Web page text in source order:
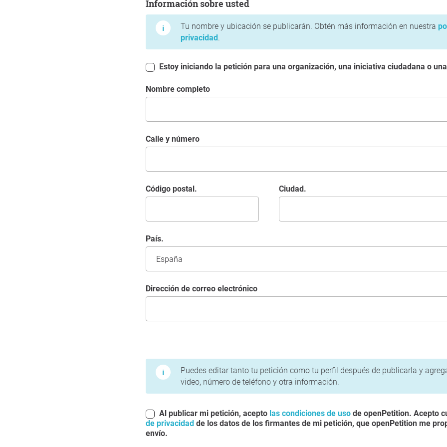
Información sobre usted
Tu nombre y ubicación se publicarán. Obtén más información en nuestra
privacidad.
Estoy iniciando la petición para una organización, una iniciativa ciudadana o
Nombre completo
Calle y número
Código postal. Ciudad.
País.
Dirección de correo electrónico
Condiciones de uso y política de privacidad
Puedes editar tanto tu petición como tu perfil después de publicarla y
video, número de teléfono y otra información.
Al publicar mi petición, acepto las condiciones de uso de openPetition. Acepto
de privacidad de los datos de los firmantes de mi petición, que openPetition me
envío.